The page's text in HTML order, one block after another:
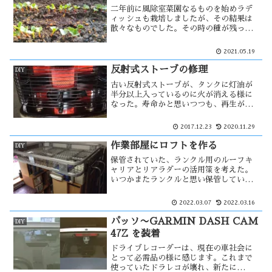
二年前に風除室菜園なるものを始めラデ
ィッシュも栽培しましたが、その結果は
散々なものでした。その時の種が残って
しかし、種の有効期限が過ぎているため
越して、種を多く蒔く事にした。その結
2021.05.19
DIY 反射式ストーブの修理
古い反射式ストーブが、タンクに灯油が
半分以上入っているのに火が消える様に
なった。寿命かと思いつつも、再生が出
た。原因は・・・。 東日本大震災の教
要であると知った。
2017.12.23 2020.11.29
DIY 作業部屋にロフトを作る
保管されていた、ランクル用のルーフキ
ャリアとリアラダーの活用策を考えた。
いつかまたランクルと思い保管していた
ている二段ベットをイメージして、ロフ
ーフキャリアは以外に大きく、中々室内
では・・
2022.03.07 2022.03.16
DIY
パッソ〜GARMIN DASH CAM
47Z を装着
ドライブレコーダーは、現在の車社会に
とって必需品の様に感じます。これまで
使っていたドラレコが壊れ、新たに